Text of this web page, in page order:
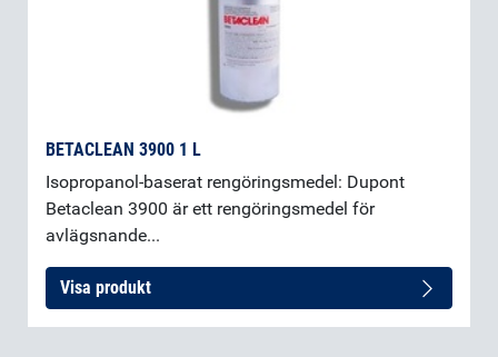
BETACLEAN 3900 1 L
Isopropanol-baserat rengöringsmedel: Dupont
Betaclean 3900 är ett rengöringsmedel för
avlägsnande...
Visa produkt